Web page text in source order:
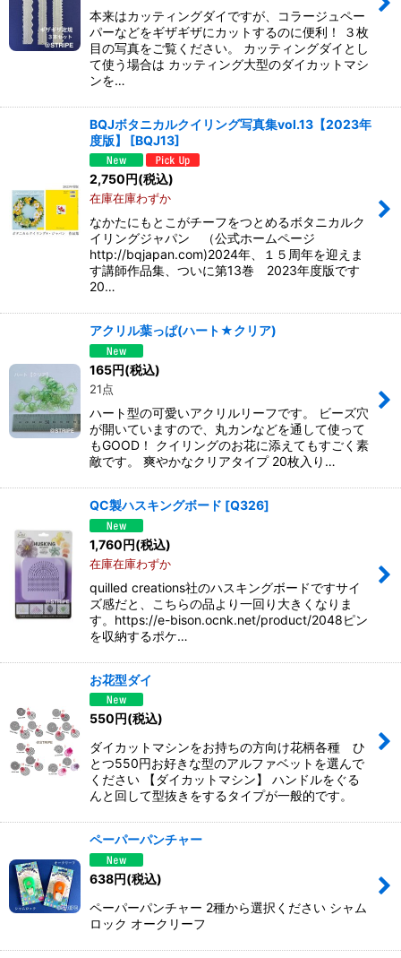
本来はカッティングダイですが、コラージュペー
パーなどをギザギザにカットするのに便利！ ３枚
目の写真をご覧ください。 カッティングダイとし
て使う場合は カッティング大型のダイカットマシ
ンを…
BQJボタニカルクイリング写真集vol.13【2023年
度版】
[BQJ13]
2,750円(税込)
在庫在庫わずか
なかたにもとこがチーフをつとめるボタニカルク
イリングジャパン （公式ホームページ
http://bqjapan.com)2024年、１５周年を迎えま
す講師作品集、ついに第13巻 2023年度版です
20…
アクリル葉っぱ(ハート★クリア)
165円(税込)
21点
ハート型の可愛いアクリルリーフです。 ビーズ穴
が開いていますので、丸カンなどを通して使って
もGOOD！ クイリングのお花に添えてもすごく素
敵です。 爽やかなクリアタイプ 20枚入り…
QC製ハスキングボード [Q326]
1,760円(税込)
在庫在庫わずか
quilled creations社のハスキングボードですサイ
ズ感だと、こちらの品より一回り大きくなりま
す。https://e-bison.ocnk.net/product/2048ピン
を収納するポケ…
お花型ダイ
550円(税込)
ダイカットマシンをお持ちの方向け花柄各種 ひ
とつ550円お好きな型のアルファベットを選んで
ください 【ダイカットマシン】 ハンドルをぐる
んと回して型抜きをするタイプが一般的です。
ペーパーパンチャー
638円(税込)
ペーパーパンチャー 2種から選択ください シャム
ロック オークリーフ